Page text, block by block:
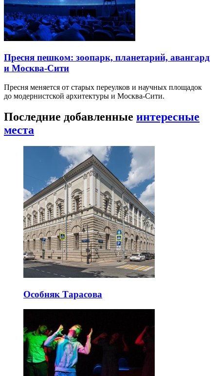
Пресня пешком: зоопарк, планетарий, авангард
и Москва-Сити
Пресня меняется от старых переулков и научных площадок
до модернистской архитектуры и Москва-Сити.
Последние добавленные интересные
места
Особняк Тарасова